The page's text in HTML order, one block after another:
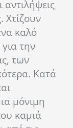
αντιλήψεις
Χτίζουν
καλό
την
των
Κατά
μόνιμη
καμιά